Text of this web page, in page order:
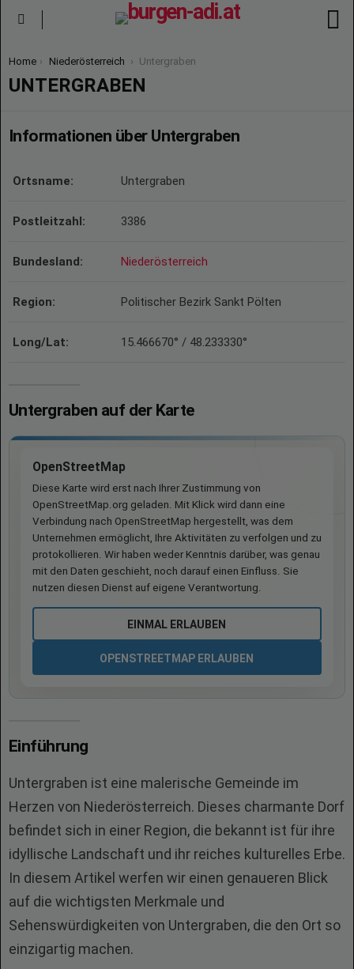
You are here:
Home Niederösterreich Untergraben
UNTERGRABEN
Informationen über Untergraben
Ortsname: Untergraben
Postleitzahl: 3386
Bundesland: Niederösterreich
Region: Politischer Bezirk Sankt Pölten
Long/Lat: 15.466670° / 48.233330°
Untergraben auf der Karte
OpenStreetMap
Diese Karte wird erst nach Ihrer Zustimmung von
OpenStreetMap.org geladen. Mit Klick wird dann eine
Verbindung nach OpenStreetMap hergestellt, was dem
Unternehmen ermöglicht, Ihre Aktivitäten zu verfolgen und zu
protokollieren. Wir haben weder Kenntnis darüber, was genau
mit den Daten geschieht, noch darauf einen Einfluss. Sie
nutzen diesen Dienst auf eigene Verantwortung.
EINMAL ERLAUBEN
OPENSTREETMAP ERLAUBEN
Einführung
Untergraben ist eine malerische Gemeinde im
Herzen von Niederösterreich. Dieses charmante Dorf
befindet sich in einer Region, die bekannt ist für ihre
idyllische Landschaft und ihr reiches kulturelles Erbe.
In diesem Artikel werfen wir einen genaueren Blick
auf die wichtigsten Merkmale und
Sehenswürdigkeiten von Untergraben, die den Ort so
einzigartig machen.